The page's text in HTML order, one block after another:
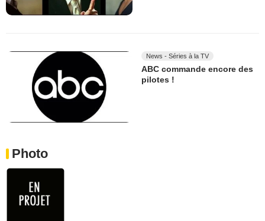
News - Séries à la TV
ABC commande encore des
pilotes !
Photo